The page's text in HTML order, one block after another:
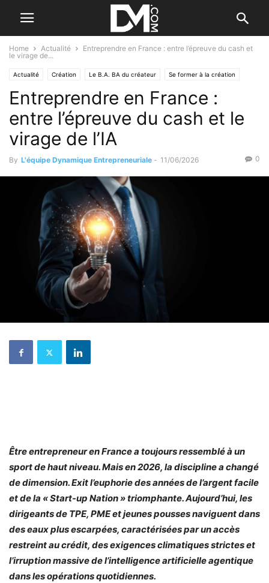
Home Actualité
Entreprendre en France : entre l’épreuve du cash et
le virage de...
Actualité Création Le B.A. BA du créateur Se former à la création
Entreprendre en France :
entre l’épreuve du cash et le
virage de l’IA
By L'équipe Dynamique Entrepreneuriale - 11/06/2026 0
Être entrepreneur en France a toujours ressemblé à un
sport de haut niveau. Mais en 2026, la discipline a changé
de dimension. Exit l’euphorie des années de l’argent facile
et de la « Start-up Nation » triomphante. Aujourd’hui, les
dirigeants de TPE, PME et jeunes pousses naviguent dans
des eaux plus escarpées, caractérisées par un accès
restreint au crédit, des exigences climatiques strictes et
l’irruption massive de l’intelligence artificielle agentique
dans les opérations quotidiennes.